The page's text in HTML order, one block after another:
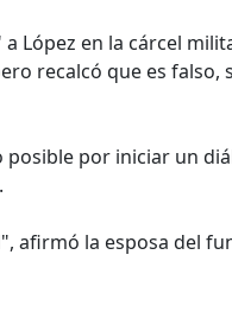
López en la cárcel
recalcó que es falso,
por iniciar un
afirmó la esposa del